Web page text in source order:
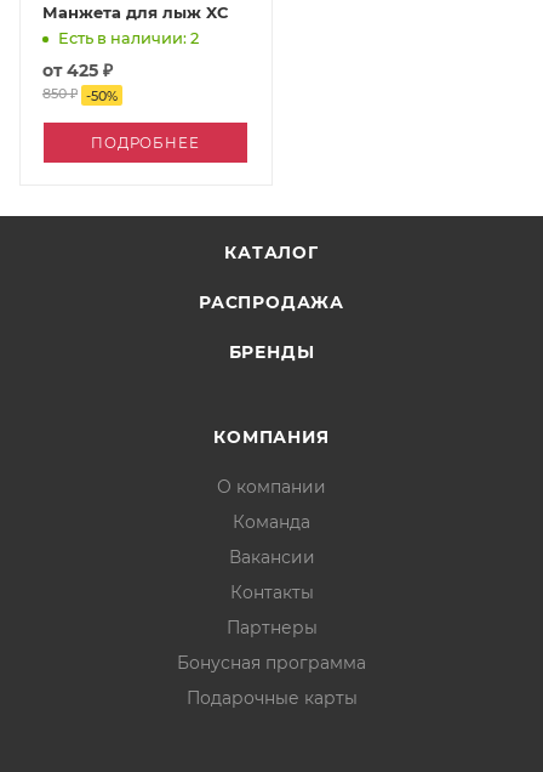
Манжета для лыж XC
Есть в наличии: 2
от425 ₽
850 ₽ -50%
ПОДРОБНЕЕ
КАТАЛОГ
РАСПРОДАЖА
БРЕНДЫ
КОМПАНИЯ
О компании
Команда
Вакансии
Контакты
Партнеры
Бонусная программа
Подарочные карты